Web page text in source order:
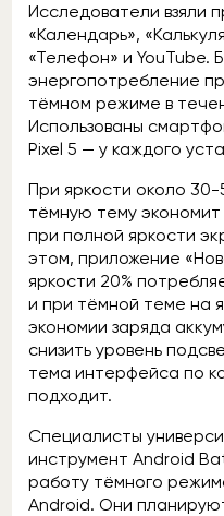
Исследователи взяли
«Календарь»,
«Телефон» и YouTube.
энергопотребление
тёмном режиме в
Использованы
Pixel 5 — у каждого
При яркости около
тёмную тему экономит
при полной яркости
этом, приложение
яркости 20%
и при тёмной теме на
экономии заряда
снизить уровень
тема интерфейса по
подходит.
Специалисты
инструмент Android
работу тёмного
Android. Они